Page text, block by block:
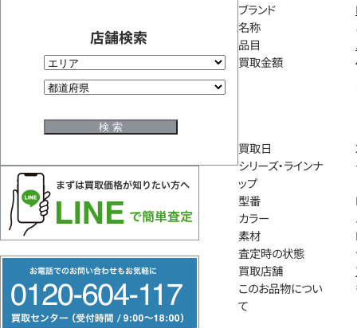
店舗検索
リ
ー
ブランド
名称
品目
買取金額
買取日
シリーズ・ラインナ
ップ
型番
カラー
素材
査定時の状態
買取店舗
このお品物につい
て